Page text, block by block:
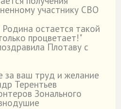
участнику СВО
остается такой
процветает!"
Плотаву с
за ваш труд и желание
Терентьев
Зонального